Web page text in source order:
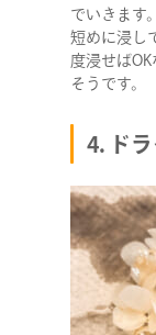
でいきます。
短めに浸し
度浸せば
そうです。
4. ド